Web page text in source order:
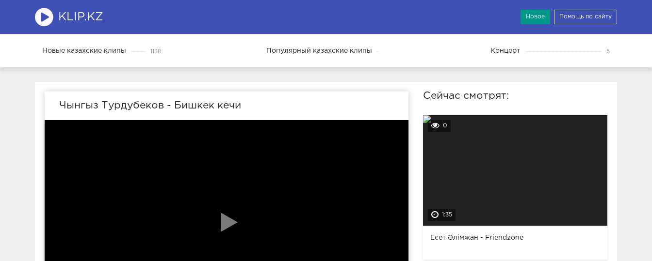
KLIP.KZ Новое Помощь по сайту
Новые казахские клипы 1138 Популярный казахские клипы Концерт 5
Чынгыз Турдубеков - Бишкек кечи
Сейчас смотрят:
0
1:35
Есет Әлімжан - Friendzone